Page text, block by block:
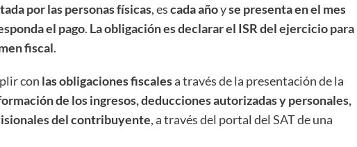
por las personas físicas, escada añoyse presenta en el mes
el pago. La obligación es declarar el ISR del ejercicio para
fiscal.
con las obligaciones fiscalesa través de la presentación de la
de los ingresos, deducciones autorizadas y personales,
del contribuyente, a través del portal del SAT de una